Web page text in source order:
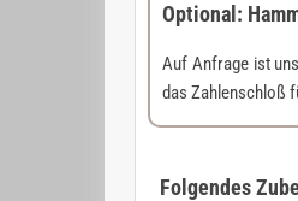
Optional:
Auf Anfrage ist
das Zahlenschloß
Folgendes